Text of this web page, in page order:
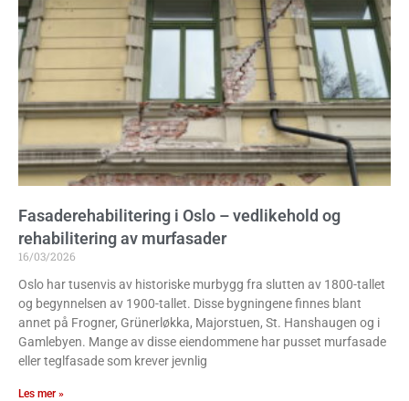
Fasaderehabilitering i Oslo – vedlikehold og
rehabilitering av murfasader
16/03/2026
Oslo har tusenvis av historiske murbygg fra slutten av 1800-tallet
og begynnelsen av 1900-tallet. Disse bygningene finnes blant
annet på Frogner, Grünerløkka, Majorstuen, St. Hanshaugen og i
Gamlebyen. Mange av disse eiendommene har pusset murfasade
eller teglfasade som krever jevnlig
Les mer »